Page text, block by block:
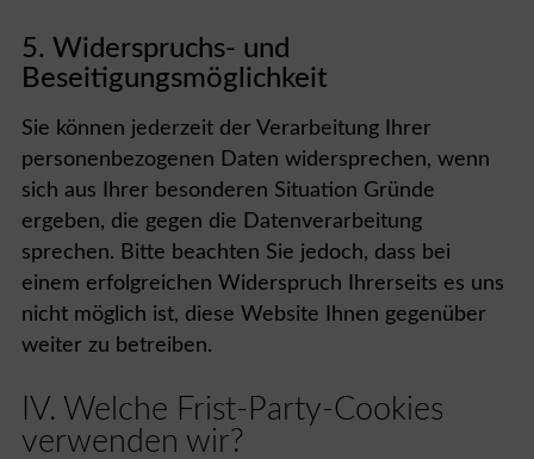
5. Widerspruchs- und
Beseitigungsmöglichkeit
Sie können jederzeit der Verarbeitung Ihrer
personenbezogenen Daten widersprechen, wenn
sich aus Ihrer besonderen Situation Gründe
ergeben, die gegen die Datenverarbeitung
sprechen. Bitte beachten Sie jedoch, dass bei
einem erfolgreichen Widerspruch Ihrerseits es uns
nicht möglich ist, diese Website Ihnen gegenüber
weiter zu betreiben.
IV. Welche Frist-Party-Cookies
verwenden wir?